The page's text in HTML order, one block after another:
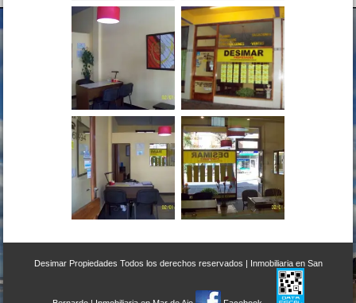
Desimar Propiedades Todos los derechos reservados | Inmobiliaria en San